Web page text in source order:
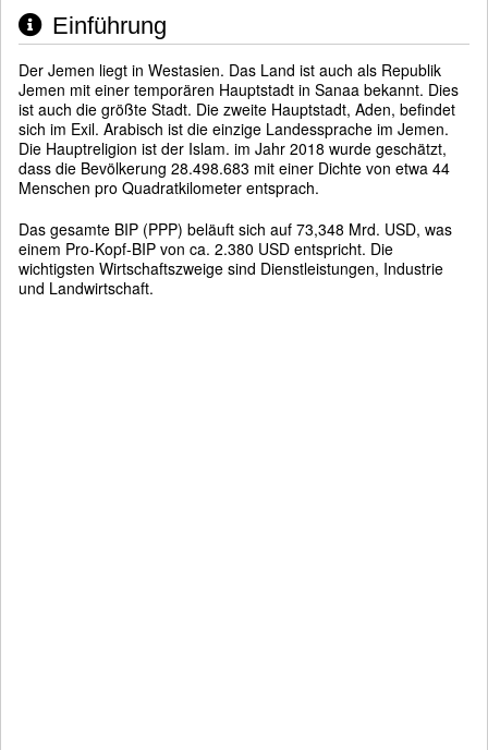
Einführung
Der Jemen liegt in Westasien. Das Land ist auch als Republik
Jemen mit einer temporären Hauptstadt in Sanaa bekannt. Dies
ist auch die größte Stadt. Die zweite Hauptstadt, Aden, befindet
sich im Exil. Arabisch ist die einzige Landessprache im Jemen.
Die Hauptreligion ist der Islam. im Jahr 2018 wurde geschätzt,
dass die Bevölkerung 28.498.683 mit einer Dichte von etwa 44
Menschen pro Quadratkilometer entsprach.
Das gesamte BIP (PPP) beläuft sich auf 73,348 Mrd. USD, was
einem Pro-Kopf-BIP von ca. 2.380 USD entspricht. Die
wichtigsten Wirtschaftszweige sind Dienstleistungen, Industrie
und Landwirtschaft.